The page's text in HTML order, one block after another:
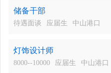
储备干部
待遇面谈 应届生 中山港口
灯饰设计师
8000--10000 应届生 中山港口